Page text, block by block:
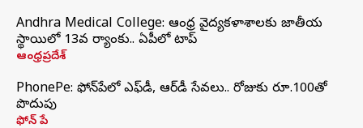
Andhra Medical College: ఆంధ్ర వైద్యకళాశాలకు జాతీయ
స్థాయిలో 13వ ర్యాంకు.. ఏపీలో టాప్
ఆంధ్రప్రదేశ్
PhonePe: ఫోన్‌పేలో ఎఫ్‌డీ, ఆర్‌డీ సేవలు.. రోజుకు రూ.100తో
పొదుపు
ఫోన్‌ పే